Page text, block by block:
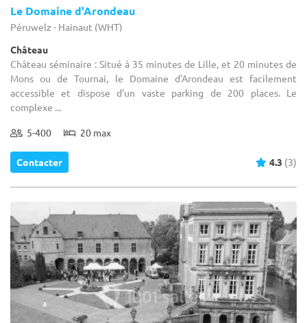
Le Domaine d'Arondeau
Péruwelz - Hainaut (WHT)
Château
Château séminaire : Situé à 35 minutes de Lille, et 20 minutes de
Mons ou de Tournai, le Domaine d'Arondeau est facilement
accessible et dispose d'un vaste parking de 200 places. Le
complexe ...
5-400 20 max
Contacter 4.3 (3)